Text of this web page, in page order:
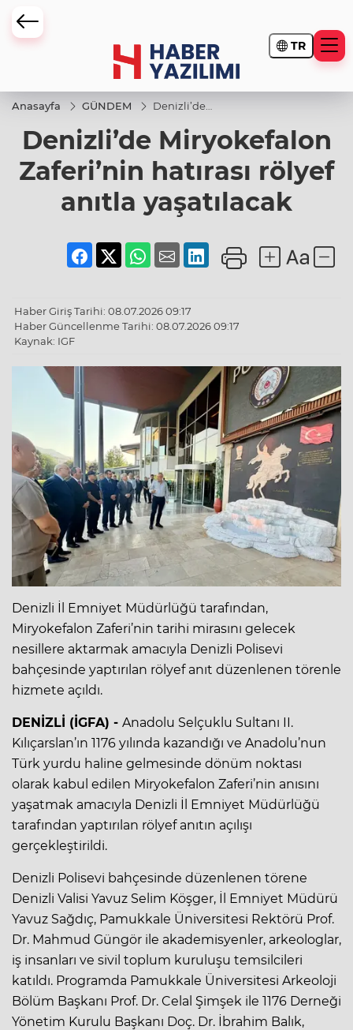
TR
Anasayfa GÜNDEM
Denizli’de
Zaferi’nin
hatırası
rölyef anıtla
yaşatılacak
Denizli’de Miryokefalon
Zaferi’nin hatırası rölyef
anıtla yaşatılacak
Haber Giriş Tarihi: 08.07.2026 09:17
Haber Güncellenme Tarihi: 08.07.2026 09:17
Kaynak: IGF
Denizli İl Emniyet Müdürlüğü tarafından,
Miryokefalon Zaferi’nin tarihi mirasını gelecek
nesillere aktarmak amacıyla Denizli Polisevi
bahçesinde yaptırılan rölyef anıt düzenlenen törenle
hizmete açıldı.
DENİZLİ (İGFA) - Anadolu Selçuklu Sultanı II.
Kılıçarslan’ın 1176 yılında kazandığı ve Anadolu’nun
Türk yurdu haline gelmesinde dönüm noktası
olarak kabul edilen Miryokefalon Zaferi’nin anısını
yaşatmak amacıyla Denizli İl Emniyet Müdürlüğü
tarafından yaptırılan rölyef anıtın açılışı
gerçekleştirildi.
Denizli Polisevi bahçesinde düzenlenen törene
Denizli Valisi Yavuz Selim Köşger, İl Emniyet Müdürü
Yavuz Sağdıç, Pamukkale Üniversitesi Rektörü Prof.
Dr. Mahmud Güngör ile akademisyenler, arkeologlar,
iş insanları ve sivil toplum kuruluşu temsilcileri
katıldı. Programda Pamukkale Üniversitesi Arkeoloji
Bölüm Başkanı Prof. Dr. Celal Şimşek ile 1176 Derneği
Yönetim Kurulu Başkanı Doç. Dr. İbrahim Balık,